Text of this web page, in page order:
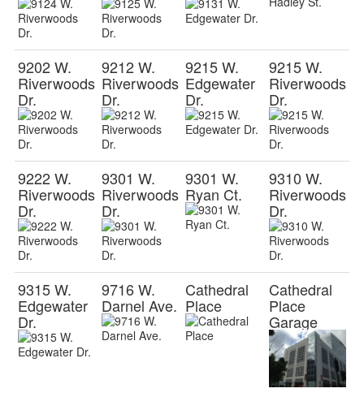
9202 W.
Riverwoods
Dr.
9212 W.
Riverwoods
Dr.
9215 W.
Edgewater
Dr.
9215 W.
Riverwoods
Dr.
9222 W.
Riverwoods
Dr.
9301 W.
Riverwoods
Dr.
9301 W.
Ryan Ct.
9310 W.
Riverwoods
Dr.
9315 W.
Edgewater
Dr.
9716 W.
Darnel Ave.
Cathedral
Place
Cathedral
Place
Garage